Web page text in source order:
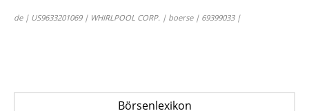
de | US9633201069 | WHIRLPOOL CORP. | boerse | 69399033 |
Börsenlexikon